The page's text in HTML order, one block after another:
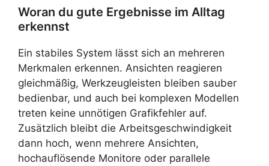
Woran du gute Ergebnisse im Alltag
erkennst
Ein stabiles System lässt sich an mehreren
Merkmalen erkennen. Ansichten reagieren
gleichmäßig, Werkzeugleisten bleiben sauber
bedienbar, und auch bei komplexen Modellen
treten keine unnötigen Grafikfehler auf.
Zusätzlich bleibt die Arbeitsgeschwindigkeit
dann hoch, wenn mehrere Ansichten,
hochauflösende Monitore oder parallele